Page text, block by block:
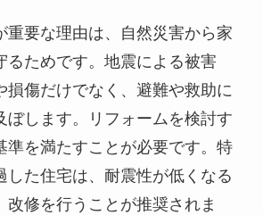
重要な理由は、自然災害から家
るためです。地震による被害
損傷だけでなく、避難や救助に
ぼします。リフォームを検討す
準を満たすことが必要です。特
した住宅は、耐震性が低くなる
改修を行うことが推奨されま